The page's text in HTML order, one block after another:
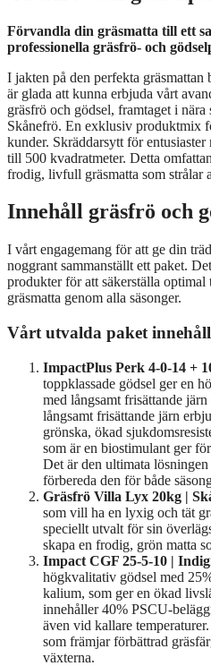
Förvandla din gräsmatta till ett
professionella gräsfrö- och
I jakten på den perfekta
är glada att kunna erbjuda vårt
gräsfrö och gödsel, framtaget i
Skånefrö. En exklusiv produktmix
kunder. Skräddarsytt för
till 500 kvadratmeter. Detta
frodig, livfull gräsmatta som strålar
Innehåll gräsfrö och
I vårt engagemang för att ge din
noggrant sammanställt ett paket.
produkter för att säkerställa
gräsmatta genom alla säsonger.
Vårt utvalda paket
ImpactPlus Perk 4-0-14 +
toppklassade gödsel ger en
med långsamt frisättande
långsamt frisättande järn
grönska, ökad
som är en biostimulant ger
Det är den ultimata
förbereda den för både
Gräsfrö Villa Lyx 20kg |
som vill ha en lyxig och tät
speciellt utvalt för sin
skapa en frodig, grön matta
Impact CGF 25-5-10 |
högkvalitativ gödsel med
kalium, som ger en ökad
innehåller 40% PSCU-
även vid kallare
som främjar förbättrad
växterna.